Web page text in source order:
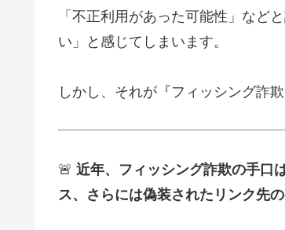
「不正利用があった可能性」など
い」と感じてしまいます。
しかし、それが『フィッシング詐
🚨 近年、フィッシング詐欺の手口
ス、さらには偽装されたリンク先